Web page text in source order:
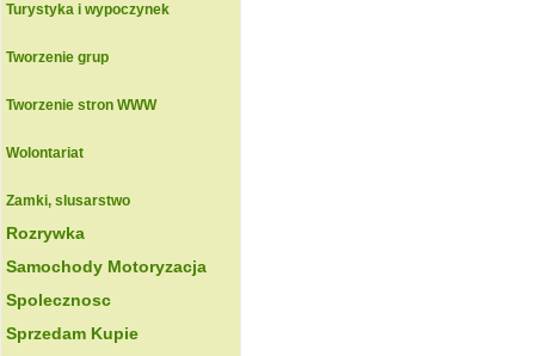
Turystyka i wypoczynek
Tworzenie grup
Tworzenie stron WWW
Wolontariat
Zamki, slusarstwo
Rozrywka
Samochody Motoryzacja
Spolecznosc
Sprzedam Kupie